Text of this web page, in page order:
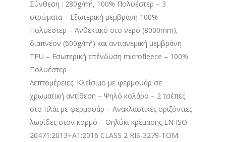
Σύνθεση : 280g/m², 100% Πολυέστερ – 3
στρώματα – Εξωτερική µεµβράνη 100%
Πολυέστερ – Ανθεκτικό στο νερό (8000mm),
διαπνέον (600g/m²) και αντιανεμική μεμβράνη
TPU – Εσωτερική επένδυση microfleece – 100%
Πολυέστερ
Λεπτομέρειες: Κλείσιμο με φερμουάρ σε
χρωματική αντίθεση – Ψηλό κολάρο – 2 τσέπες
στο πλάι με φερμουάρ – Ανακλαστικές οριζόντιες
λωρίδες στον κορμό – Θηλύκι κρέμασης EN ISO
20471:2013+A1:2016 CLASS 2 RIS-3279-TOM: